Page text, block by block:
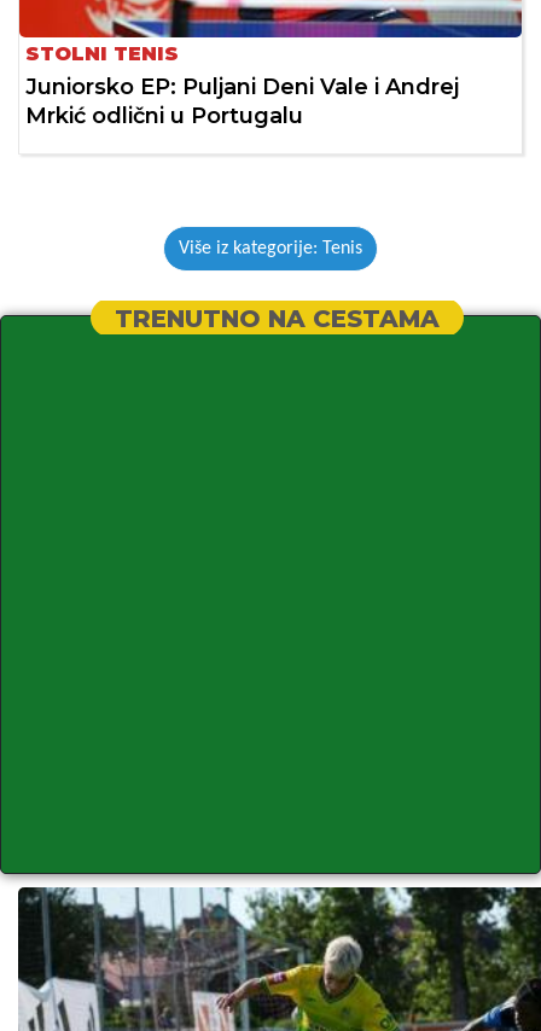
STOLNI TENIS
Juniorsko EP: Puljani Deni Vale i Andrej
Mrkić odlični u Portugalu
Više iz kategorije: Tenis
TRENUTNO NA CESTAMA